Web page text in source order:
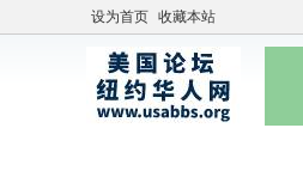
设为首页 收藏本站